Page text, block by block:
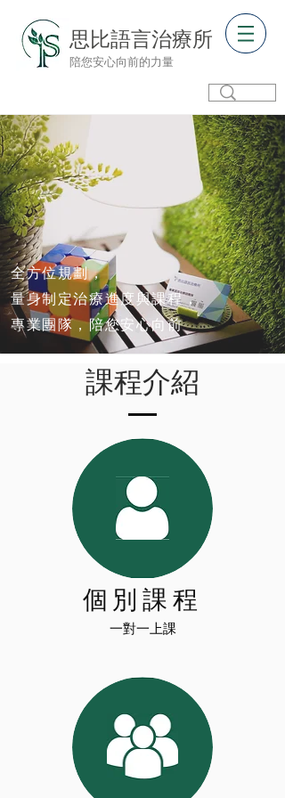
思比語言治療所
陪您安心向前的力量
全方位規劃，
量身制定治療進度與課程，
專業團隊，陪您安心向前
課程介紹
個別課程
一對一上課